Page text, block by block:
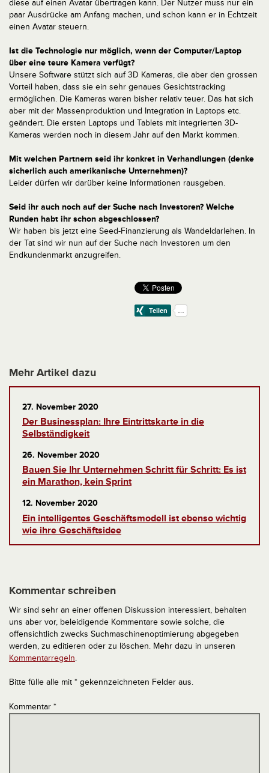
diese auf einen Avatar übertragen kann. Der Nutzer muss nur ein
paar Ausdrücke am Anfang machen, und schon kann er in Echtzeit
einen Avatar steuern.
Ist die Technologie nur möglich, wenn der Computer/Laptop
über eine teure Kamera verfügt?
Unsere Software stützt sich auf 3D Kameras, die aber den grossen
Vorteil haben, dass sie ein sehr genaues Gesichtstracking
ermöglichen. Die Kameras waren bisher relativ teuer. Das hat sich
aber mit der Massenproduktion und Integration in Laptops etc.
geändert. Die ersten Laptops und Tablets mit integrierten 3D-
Kameras werden noch in diesem Jahr auf den Markt kommen.
Mit welchen Partnern seid ihr konkret in Verhandlungen (denke
sicherlich auch amerikanische Unternehmen)?
Leider dürfen wir darüber keine Informationen rausgeben.
Seid ihr auch noch auf der Suche nach Investoren? Welche
Runden habt ihr schon abgeschlossen?
Wir haben bis jetzt eine Seed-Finanzierung als Wandeldarlehen. In
der Tat sind wir nun auf der Suche nach Investoren um den
Endkundenmarkt anzugreifen.
Mehr Artikel dazu
27. November 2020
Der Businessplan: Ihre Eintrittskarte in die
Selbständigkeit
26. November 2020
Bauen Sie Ihr Unternehmen Schritt für Schritt: Es ist
ein Marathon, kein Sprint
12. November 2020
Ein intelligentes Geschäftsmodell ist ebenso wichtig
wie ihre Geschäftsidee
Kommentar schreiben
Wir sind sehr an einer offenen Diskussion interessiert, behalten
uns aber vor, beleidigende Kommentare sowie solche, die
offensichtlich zwecks Suchmaschinenoptimierung abgegeben
werden, zu editieren oder zu löschen. Mehr dazu in unseren
Kommentarregeln.
Bitte fülle alle mit * gekennzeichneten Felder aus.
Kommentar *